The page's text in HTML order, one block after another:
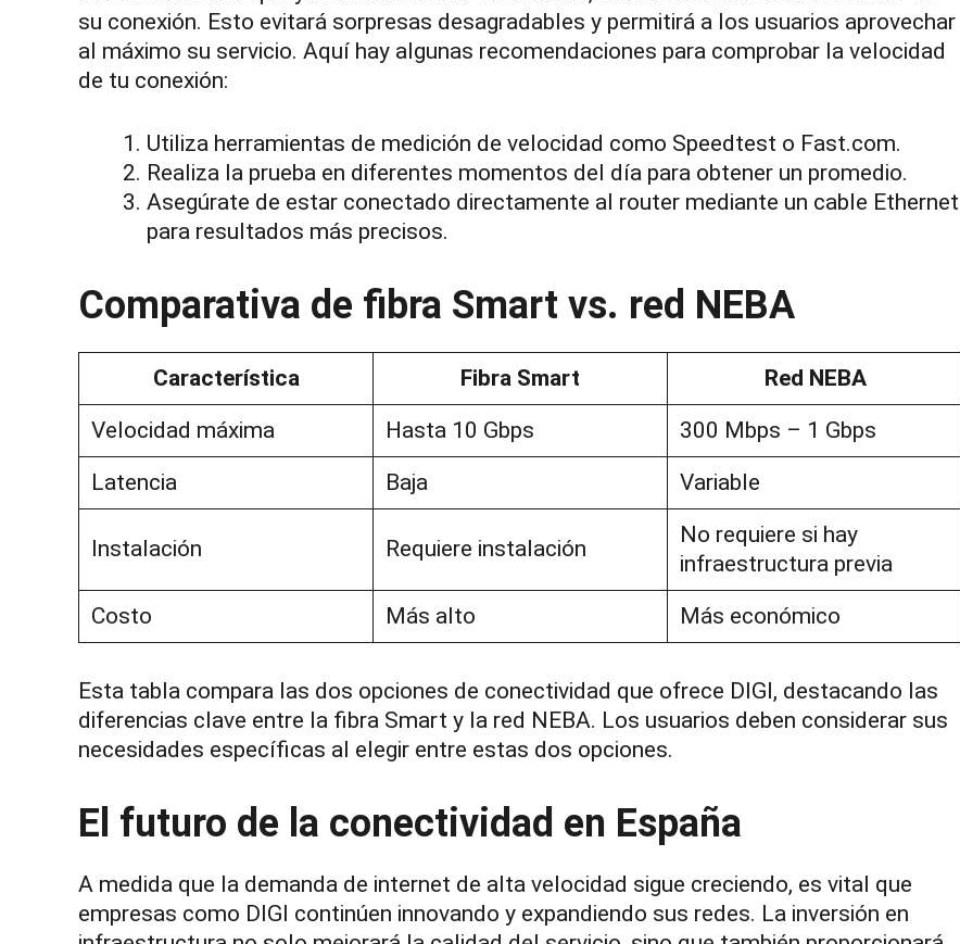
su conexión. Esto evitará sorpresas desagradables y permitirá a los usuarios aprovechar
al máximo su servicio. Aquí hay algunas recomendaciones para comprobar la velocidad
de tu conexión:
Utiliza herramientas de medición de velocidad como Speedtest o Fast.com.
Realiza la prueba en diferentes momentos del día para obtener un promedio.
Asegúrate de estar conectado directamente al router mediante un cable Ethernet
para resultados más precisos.
Comparativa de fibra Smart vs. red NEBA
Característica Fibra Smart
Red NEBA
Velocidad máxima
Hasta 10 Gbps
300 Mbps – 1 Gbps
Latencia
Baja Variable
Instalación Requiere instalación
No requiere si hay
infraestructura previa
Costo
Más alto Más económico
Esta tabla compara las dos opciones de conectividad que ofrece DIGI, destacando las
diferencias clave entre la fibra Smart y la red NEBA. Los usuarios deben considerar sus
necesidades específicas al elegir entre estas dos opciones.
El futuro de la conectividad en España
A medida que la demanda de internet de alta velocidad sigue creciendo, es vital que
empresas como DIGI continúen innovando y expandiendo sus redes. La inversión en